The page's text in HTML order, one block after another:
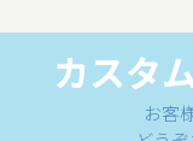
カスタ
お客